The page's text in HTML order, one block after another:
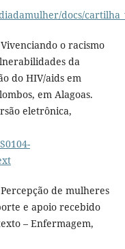
docs/
o racismo
da
do HIV/aids em
em Alagoas.
eletrônica,
de mulheres
e apoio recebido
– Enfermagem,